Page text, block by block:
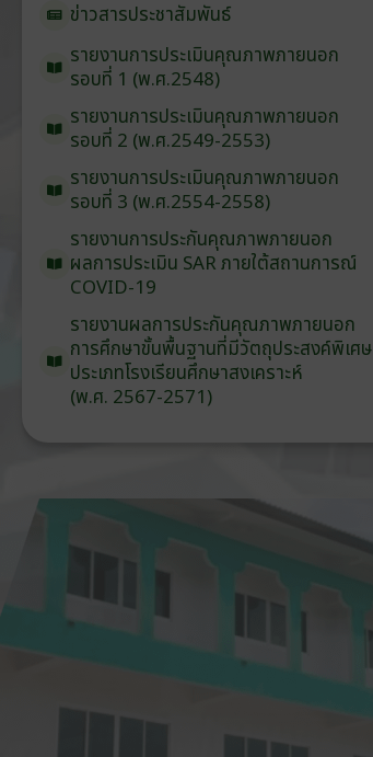
ข่าวสารประชาสัมพันธ์
รายงานการประเมินคุณภาพภายนอก
รอบ⁠ที่ 1 (พ.ศ.2548)
รายงานการประเมินคุณภาพภายนอก
รอบ⁠ที่ 2 (พ.ศ.2549-2553)
รายงานการประเมินคุณภาพภายนอก
รอบ⁠ที่ 3 (พ.ศ.2554-2558)
รายงานการประกันคุณภาพภายนอก
ผลการประเมิน SARภายใต้สถานการณ์
COVID-19
รายงานผลการประกันคุณภาพภายนอก
การศึกษาขั้นพื้นฐานที่มีวัตถุประสงค์พิเศษ
ประเภทโรงเรียนศึกษาสงเคราะห์
(พ.ศ. 2567-2571)